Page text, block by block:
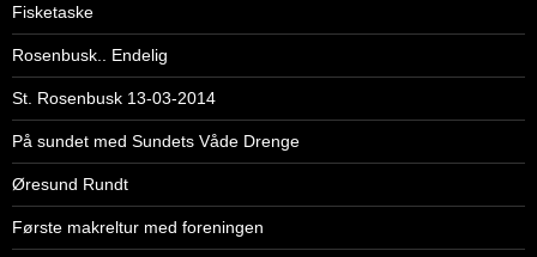
Fisketaske
Rosenbusk.. Endelig
St. Rosenbusk 13-03-2014
På sundet med Sundets Våde Drenge
Øresund Rundt
Første makreltur med foreningen